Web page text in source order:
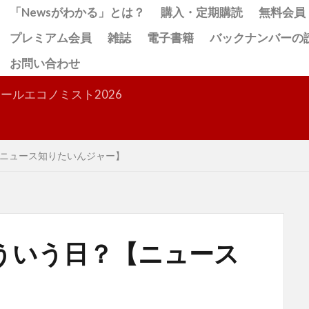
「Newsがわかる」とは？ 購入・定期購読
無料会員
プレミアム会員
雑誌 電子書籍
バックナンバーの
お問い合わせ
ルエコノミスト2026
ュース知りたいんジャー】
う日？【ニュース
検索